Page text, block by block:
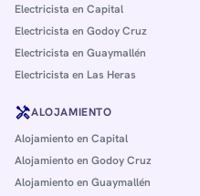
Electricista en Capital
Electricista en Godoy Cruz
Electricista en Guaymallén
Electricista en Las Heras
handymanALOJAMIENTO
Alojamiento en Capital
Alojamiento en Godoy Cruz
Alojamiento en Guaymallén